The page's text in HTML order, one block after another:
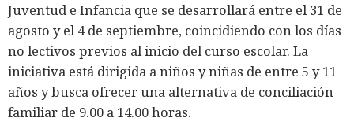
Juventud e Infancia que se desarrollará entre el 31 de
agosto y el 4 de septiembre, coincidiendo con los días
no lectivos previos al inicio del curso escolar. La
iniciativa está dirigida a niños y niñas de entre 5 y 11
años y busca ofrecer una alternativa de conciliación
familiar de 9.00 a 14.00 horas.